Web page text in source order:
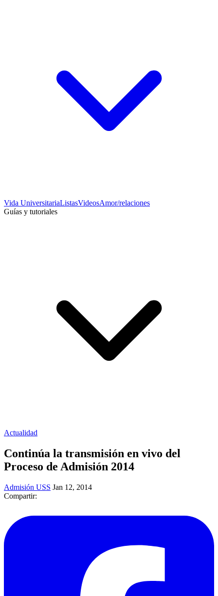
Vida UniversitariaListasVideosAmor/relaciones
Guías y tutoriales
Actualidad
Continúa la transmisión en vivo del
Proceso de Admisión 2014
Admisión USS Jan 12, 2014
Compartir: